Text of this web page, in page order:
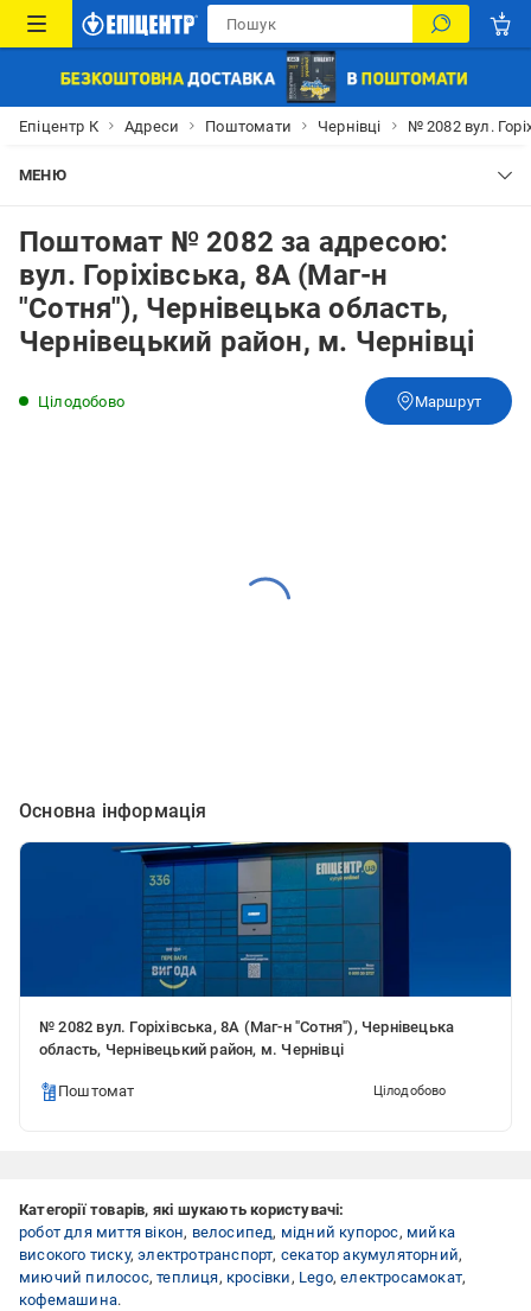
Епіцентр К Адреси Поштомати Чернівці № 2082 вул.
МЕНЮ
Поштомат № 2082 за адресою:
вул. Горіхівська, 8А (Маг-н
"Сотня"), Чернівецька область,
Чернівецький район, м. Чернівці
Цілодобово Маршрут
Основна інформація
№ 2082 вул. Горіхівська, 8А (Маг-н "Сотня"), Чернівецька
область, Чернівецький район, м. Чернівці
Поштомат Цілодобово
Категорії товарів, які шукають користувачі:
робот для миття вікон, велосипед, мідний купорос, мийка
високого тиску,электротранспорт, секатор акумуляторний,
миючий пилосос,теплиця, кросівки, Lego,електросамокат,
кофемашина.